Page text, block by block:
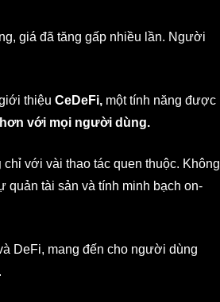
giá đã tăng gấp nhiều lần. Người
thiệu CeDeFi, một tính năng được
với mọi người dùng.
chỉ với vài thao tác quen thuộc. Không
quản tài sản và tính minh bạch on-
DeFi, mang đến cho người dùng